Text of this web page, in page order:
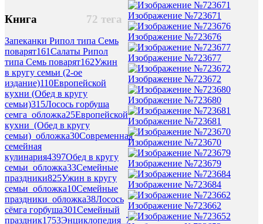
72 тега
Книга
Запеканки Рипол типа Семь
поварят161Салаты Рипол
типа Семь поварят162Ужин
в кругу семьи (2-ое
издание)110Европейской
кухни (Обед в кругу
семьи)315Лосось горбуша
семга_обложка25Европейской
кухни_(Обед в кругу
семьи)_обложка30Современная
семейная
кулинария4397Обед в кругу
семьи_обложка33Семейные
праздники825Ужин в кругу
семьи_обложка10Семейные
праздники_обложка38Лосось
сёмга горбуша301Семейный
праздник1753Энциклопедия_7
Изображение №723671
Изображение №723676
Изображение №723677
Изображение №723672
Изображение №723680
Изображение №723681
Изображение №723670
Изображение №723679
Изображение №723684
Изображение №723662